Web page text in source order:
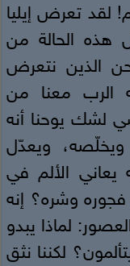
لقد تعرض إيليا
هذه الحالة من
الذين نتعرض
الرب معنا من
لشك يوحنا أنه
ويعدّل
يعاني الألم في
وشره؟ إنه
لماذا يبدو
لكننا نثق